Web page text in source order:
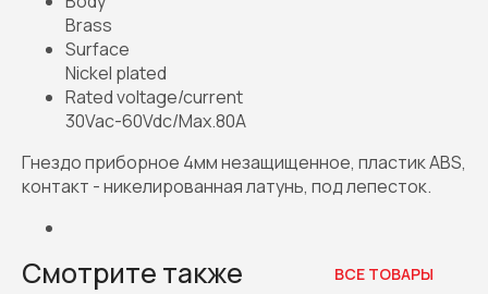
Brass
Surface
Nickel plated
Rated voltage/current
30Vac-60Vdc/Max.80A
Гнездо приборное 4мм незащищенное, пластик ABS,
контакт - никелированная латунь, под лепесток.
Смотрите также ВСЕ ТОВАРЫ